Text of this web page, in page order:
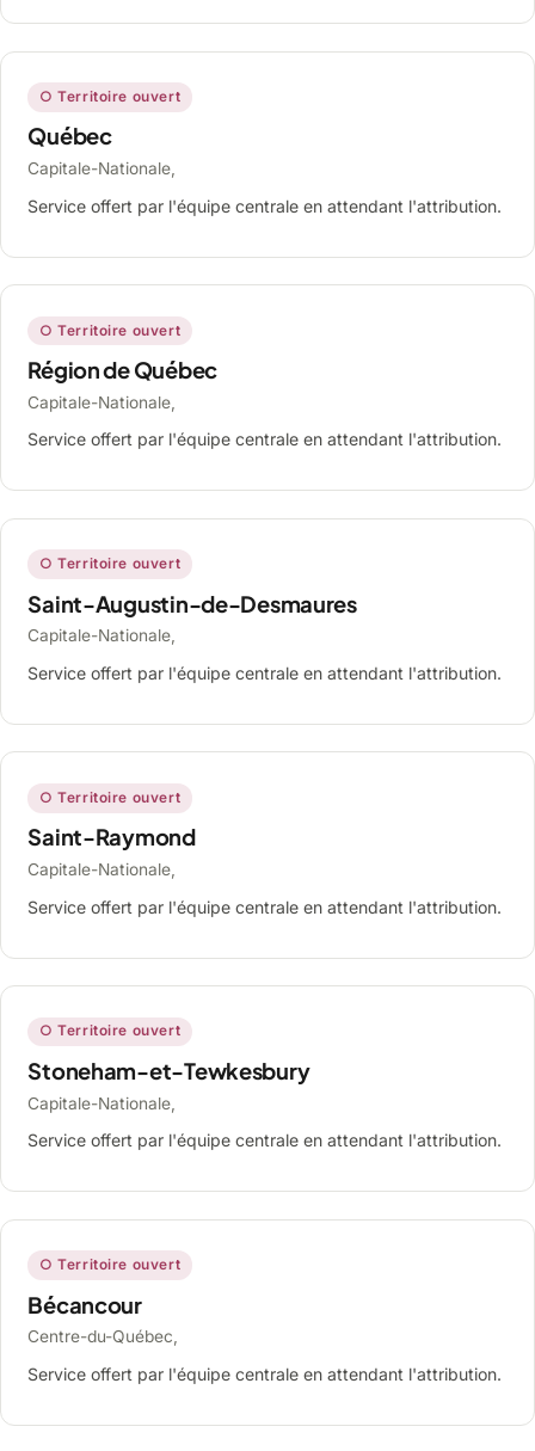
○ Territoire ouvert
Québec
Capitale-Nationale,
Service offert par l'équipe centrale en attendant l'attribution.
○ Territoire ouvert
Région de Québec
Capitale-Nationale,
Service offert par l'équipe centrale en attendant l'attribution.
○ Territoire ouvert
Saint-Augustin-de-Desmaures
Capitale-Nationale,
Service offert par l'équipe centrale en attendant l'attribution.
○ Territoire ouvert
Saint-Raymond
Capitale-Nationale,
Service offert par l'équipe centrale en attendant l'attribution.
○ Territoire ouvert
Stoneham-et-Tewkesbury
Capitale-Nationale,
Service offert par l'équipe centrale en attendant l'attribution.
○ Territoire ouvert
Bécancour
Centre-du-Québec,
Service offert par l'équipe centrale en attendant l'attribution.